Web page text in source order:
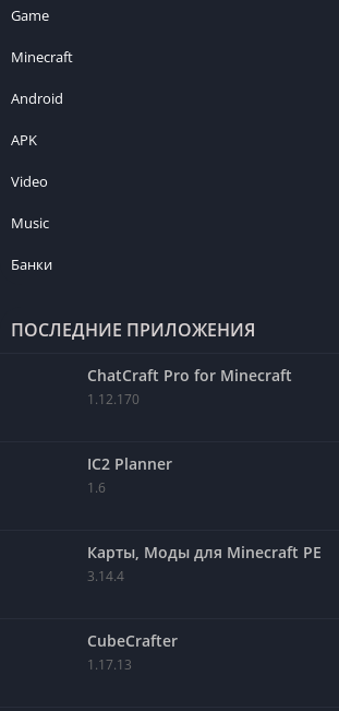
Game
Minecraft
Android
APK
Video
Music
Банки
ПОСЛЕДНИЕ ПРИЛОЖЕНИЯ
ChatCraft Pro for Minecraft
1.12.170
IC2 Planner
1.6
Карты, Моды для Minecraft PE
3.14.4
CubeCrafter
1.17.13